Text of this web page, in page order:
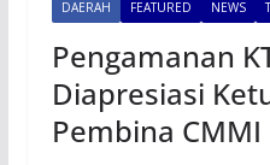
DAERAH FEATURED NEWS
Pengamanan
Diapresiasi
Pembina CMMI